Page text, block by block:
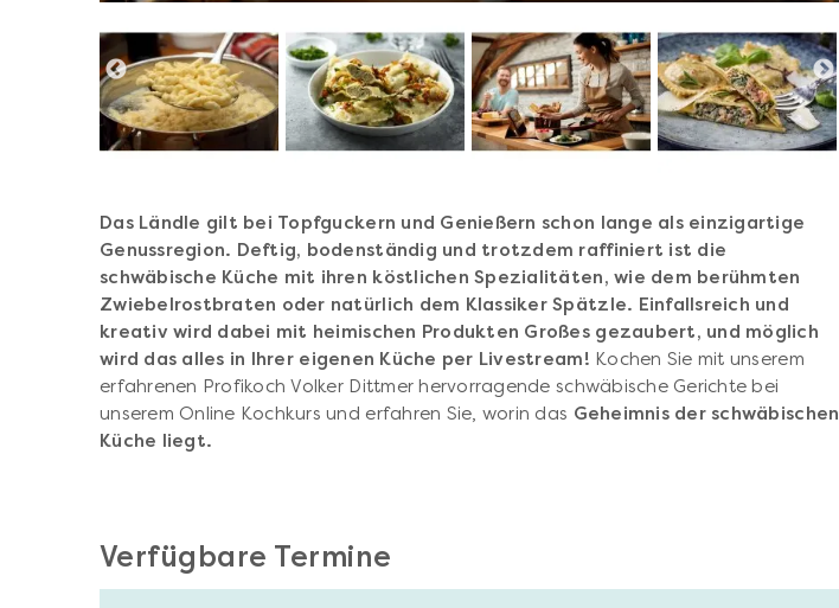
Das Ländle gilt bei Topfguckern und Genießern schon lange als einzigartige
Genussregion. Deftig, bodenständig und trotzdem raffiniert ist die
schwäbische Küche mit ihren köstlichen Spezialitäten, wie dem berühmten
Zwiebelrostbraten oder natürlich dem Klassiker Spätzle. Einfallsreich und
kreativ wird dabei mit heimischen Produkten Großes gezaubert, und möglich
wird das alles in Ihrer eigenen Küche per Livestream! Kochen Sie mit unserem
erfahrenen Profikoch Volker Dittmer hervorragende schwäbische Gerichte bei
unserem Online Kochkurs und erfahren Sie, worin das Geheimnis der schwäbischen
Küche liegt.
Verfügbare Termine